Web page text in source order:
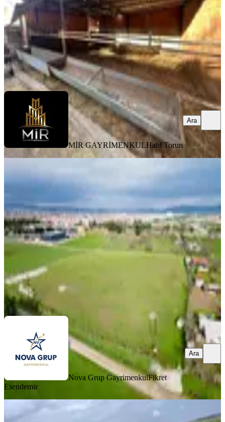
20.000 ₺
MİR GAYRİMENKULHalil Torun
Ara
MİR GAYRİMENKULHalil Torun
Ara
Hasan Basri Çantay Mh 4.131 M²
Kiralık Tarla - Depolama Alanı
Altıeylül, Halalca Mahallesi
8262 m²·4/m²·03.06.2026
35.000 ₺ 50.000 ₺
Nova Grup Gayrimenkul
Ara
Nova Grup GayrimenkulFikret
Esendemir
Ara
Eski Balıkesir Edremit Yoluna Cepheli